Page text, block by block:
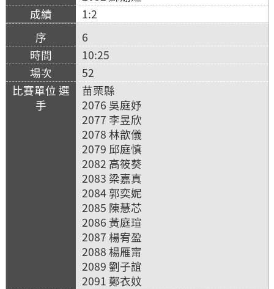
1:2
6
10:25
52
苗栗縣
2076 吳庭妤
2077 李昱欣
2078 林歆儀
2079 邱庭慎
2082 高筱葵
2083 梁嘉真
2084 郭奕妮
2085 陳慧芯
2086 黃庭瑄
2087 楊宥盈
2088 楊雁甯
2089 劉子誼
2091 鄭衣妏